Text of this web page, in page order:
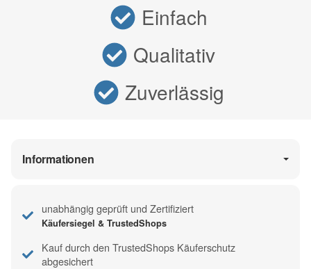
Einfach
Qualitativ
Zuverlässig
Informationen
unabhängig geprüft und Zertifiziert
Käufersiegel & TrustedShops
Kauf durch den TrustedShops Käuferschutz
abgesichert